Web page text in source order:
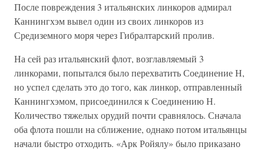
После повреждения 3 итальянских линкоров адмирал
Каннингхэм вывел один из своих линкоров из
Средиземного моря через Гибралтарский пролив.
На сей раз итальянский флот, возглавляемый 3
линкорами, попытался было перехватить Соединение Н,
но успел сделать это до того, как линкор, отправленный
Каннингхэмом, присоединился к Соединению Н.
Количество тяжелых орудий почти сравнялось. Сначала
оба флота пошли на сближение, однако потом итальянцы
начали быстро отходить. «Арк Ройялу» было приказано